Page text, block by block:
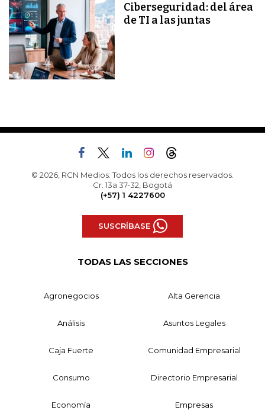
Ciberseguridad: del área
de TI a las juntas
© 2026, RCN Medios. Todos los derechos reservados.
Cr. 13a 37-32, Bogotá
(+57) 1 4227600
SUSCRÍBASE
TODAS LAS SECCIONES
Agronegocios Alta Gerencia
Análisis Asuntos Legales
Caja Fuerte Comunidad Empresarial
Consumo Directorio Empresarial
Economía Empresas